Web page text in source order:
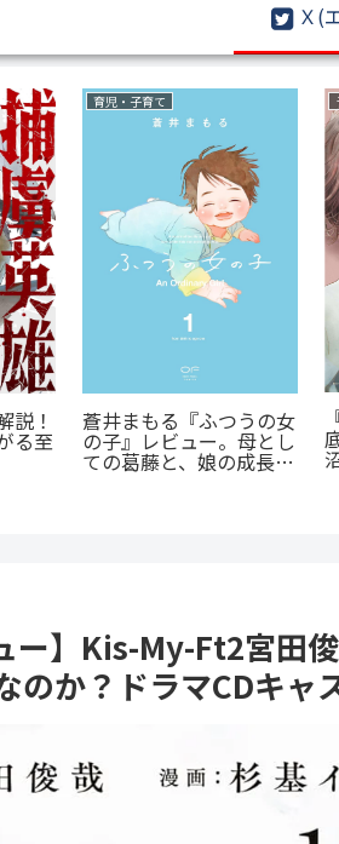
Ｘ(
説！
る至
育児・子育て
蒼井まもる『ふつうの女
の子』レビュー。母とし
ての葛藤と、娘の成長に
涙が止まらない
ー】Kis-My-Ft2宮田
のか？ドラマCDキャ